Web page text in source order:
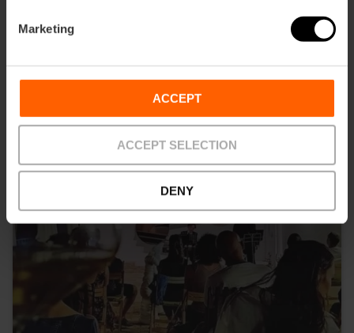
Marketing
ACCEPT
ACCEPT SELECTION
DENY
También te puede interesar